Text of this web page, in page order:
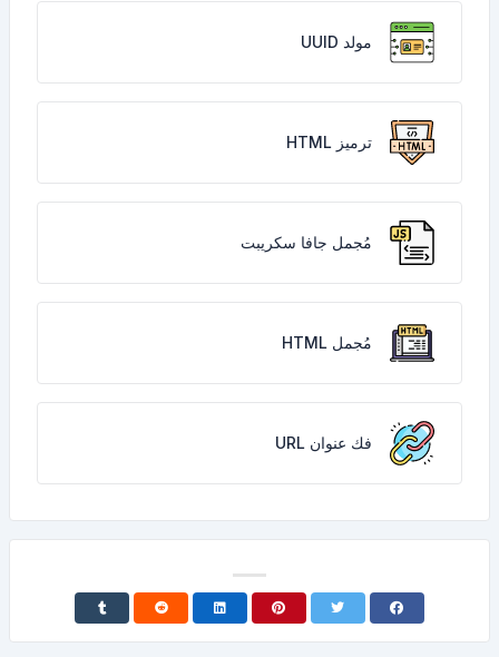
مولد UUID
ترميز HTML
مُجمل جافا سكريبت
مُجمل HTML
فك عنوان URL